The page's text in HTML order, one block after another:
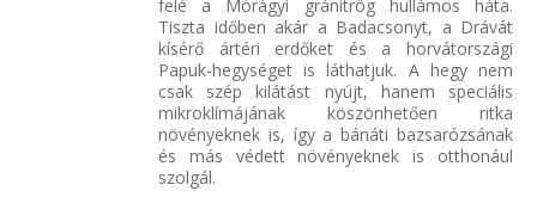
felé a Mórágyi gránitrög hullámos háta.
Tiszta időben akár a Badacsonyt, a Drávát
kísérő ártéri erdőket és a horvátországi
Papuk-hegységet is láthatjuk. A hegy nem
csak szép kilátást nyújt, hanem speciális
mikroklímájának köszönhetően ritka
növényeknek is, így a bánáti bazsarózsának
és más védett növényeknek is otthonául
szolgál.